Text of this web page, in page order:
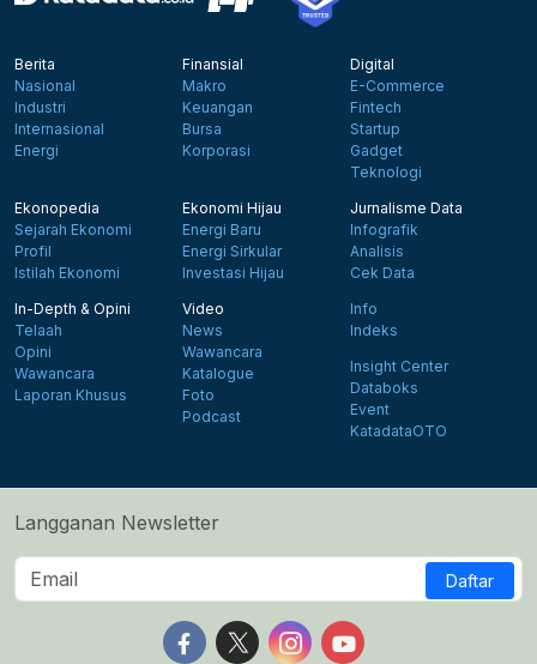
Berita
Nasional
Industri
Internasional
Energi
Finansial
Makro
Keuangan
Bursa
Korporasi
Digital
E-Commerce
Fintech
Startup
Gadget
Teknologi
Ekonopedia
Sejarah Ekonomi
Profil
Istilah Ekonomi
Ekonomi Hijau
Energi Baru
Energi Sirkular
Investasi Hijau
Jurnalisme Data
Infografik
Analisis
Cek Data
In-Depth & Opini
Telaah
Opini
Wawancara
Laporan Khusus
Video
News
Wawancara
Katalogue
Foto
Podcast
Info
Indeks
Insight Center
Databoks
Event
KatadataOTO
Langganan Newsletter
Daftar
Follow us on Facebook
Follow us on X
Follow us on Instagram
Follow us on